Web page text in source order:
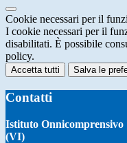
Cookie necessari per il
I cookie necessari per il
disabilitati. È possibile
policy.
Accetta tutti Salva le
Contatti
Istituto
(VI)